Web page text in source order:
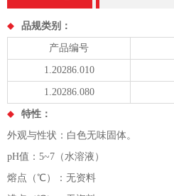
品规类别：
产品编号
1.20286.010
1.20286.080
特性：
外观与性状：白色无味固体。
pH值：5~7（水溶液）
熔点（℃）：无资料